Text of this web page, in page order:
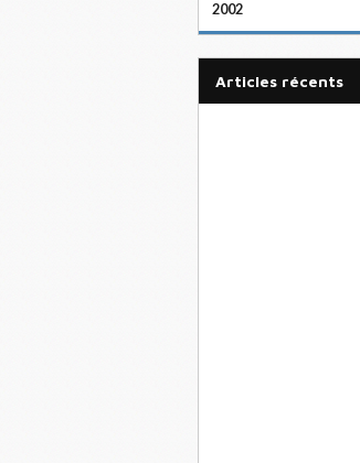
2002
articles récents